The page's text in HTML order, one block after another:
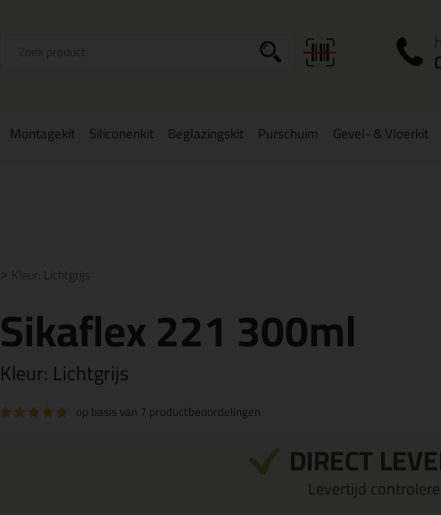
Montagekit Siliconenkit Beglazingskit Purschuim Gevel- & Vloerkit
Kleur: Lichtgrijs
Sikaflex 221 300ml
Kleur: Lichtgrijs
op basis van 7 productbeoordelingen
DIRECT
Levertijd